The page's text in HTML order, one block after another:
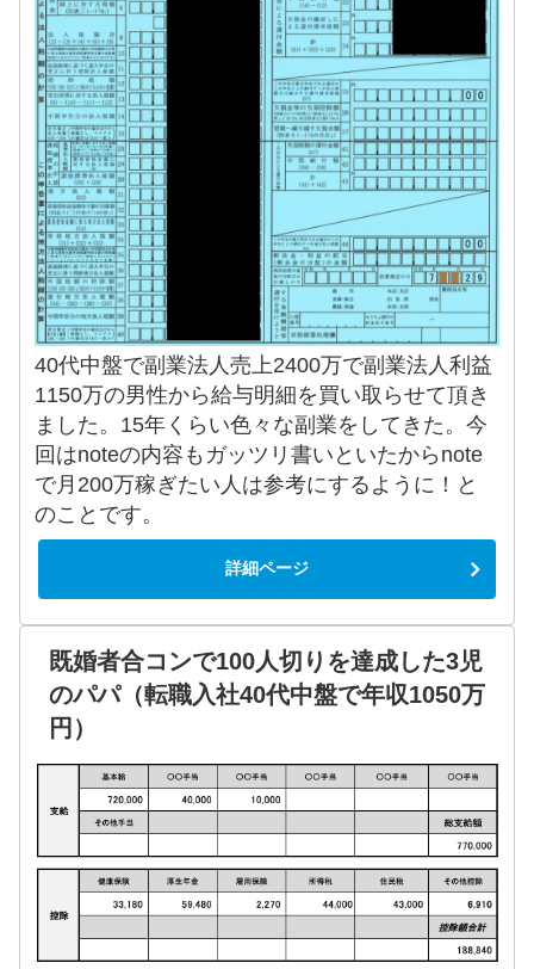
40代中盤で副業法人売上2400万で副業法人利益
1150万の男性から給与明細を買い取らせて頂き
ました。15年くらい色々な副業をしてきた。今
回はnoteの内容もガッツリ書いといたからnote
で月200万稼ぎたい人は参考にするように！と
のことです。
詳細ページ
既婚者合コンで100人切りを達成した3児
のパパ（転職入社40代中盤で年収1050万
円）